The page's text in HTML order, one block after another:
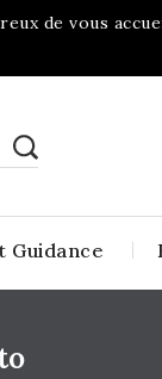
de vous
Guidance